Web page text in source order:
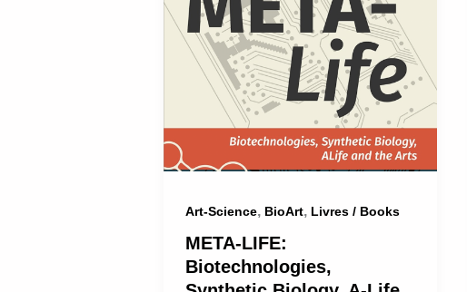
Art-Science, BioArt, Livres / Books
META-LIFE:
Biotechnologies,